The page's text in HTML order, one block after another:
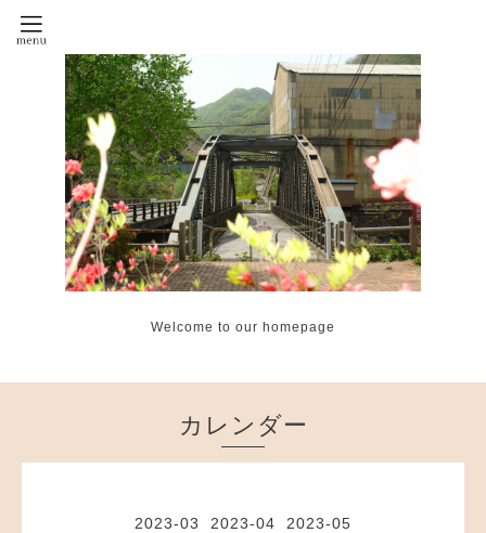
Welcome to our homepage
カレンダー
2023-03 2023-04 2023-05